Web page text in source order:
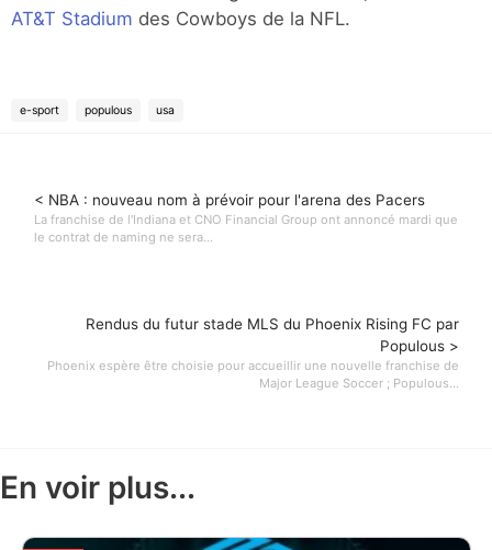
AT&T Stadium des Cowboys de la NFL.
e-sport populous usa
< NBA : nouveau nom à prévoir pour l'arena des Pacers
La franchise de l'Indiana et CNO Financial Group ont annoncé mardi que
le contrat de naming ne sera...
Rendus du futur stade MLS du Phoenix Rising FC par
Populous >
Phoenix espère être choisie pour accueillir une nouvelle franchise de
Major League Soccer ; Populous...
En voir plus...